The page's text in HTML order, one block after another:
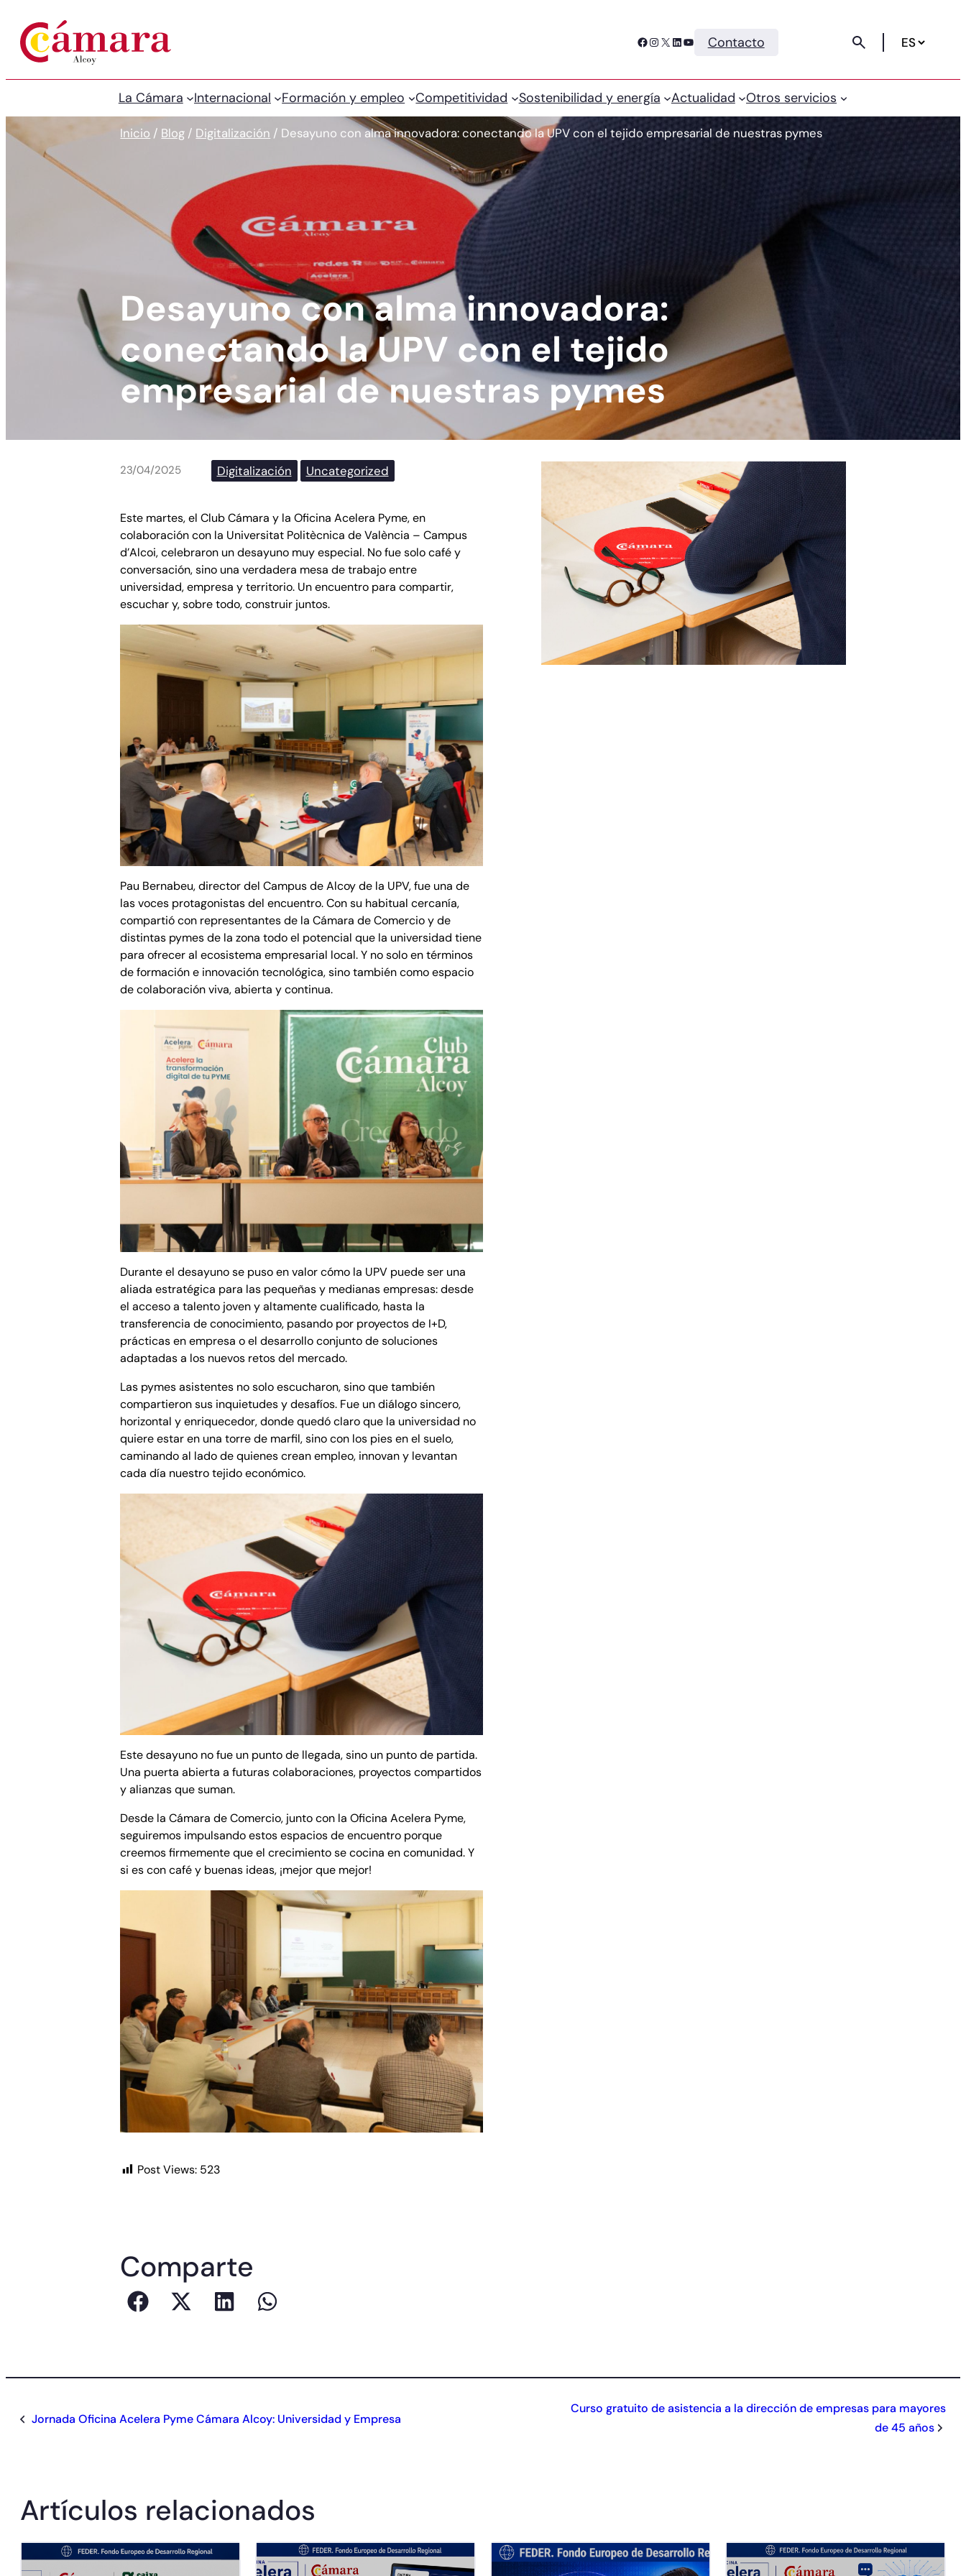
Facebook Instagram X LinkedIn YouTube Contacto
La Cámara Internacional Formación y empleo Competitividad Sostenibilidad y energía Actualidad Otros servicios
Inicio / Blog / Digitalización / Desayuno con alma innovadora: conectando la UPV con el tejido empresarial de nuestras pymes
Desayuno con alma innovadora:
conectando la UPV con el tejido
empresarial de nuestras pymes
23/04/2025 Digitalización Uncategorized
Este martes, el Club Cámara y la Oficina Acelera Pyme, en
colaboración con la Universitat Politècnica de València – Campus
d’Alcoi, celebraron un desayuno muy especial. No fue solo café y
conversación, sino una verdadera mesa de trabajo entre
universidad, empresa y territorio. Un encuentro para compartir,
escuchar y, sobre todo, construir juntos.
Pau Bernabeu, director del Campus de Alcoy de la UPV, fue una de
las voces protagonistas del encuentro. Con su habitual cercanía,
compartió con representantes de la Cámara de Comercio y de
distintas pymes de la zona todo el potencial que la universidad tiene
para ofrecer al ecosistema empresarial local. Y no solo en términos
de formación e innovación tecnológica, sino también como espacio
de colaboración viva, abierta y continua.
Durante el desayuno se puso en valor cómo la UPV puede ser una
aliada estratégica para las pequeñas y medianas empresas: desde
el acceso a talento joven y altamente cualificado, hasta la
transferencia de conocimiento, pasando por proyectos de I+D,
prácticas en empresa o el desarrollo conjunto de soluciones
adaptadas a los nuevos retos del mercado.
Las pymes asistentes no solo escucharon, sino que también
compartieron sus inquietudes y desafíos. Fue un diálogo sincero,
horizontal y enriquecedor, donde quedó claro que la universidad no
quiere estar en una torre de marfil, sino con los pies en el suelo,
caminando al lado de quienes crean empleo, innovan y levantan
cada día nuestro tejido económico.
Este desayuno no fue un punto de llegada, sino un punto de partida.
Una puerta abierta a futuras colaboraciones, proyectos compartidos
y alianzas que suman.
Desde la Cámara de Comercio, junto con la Oficina Acelera Pyme,
seguiremos impulsando estos espacios de encuentro porque
creemos firmemente que el crecimiento se cocina en comunidad. Y
si es con café y buenas ideas, ¡mejor que mejor!
Post Views: 523
Comparte
Jornada Oficina Acelera Pyme Cámara Alcoy: Universidad y Empresa
Curso gratuito de asistencia a la dirección de empresas para mayores
de 45 años
Artículos relacionados